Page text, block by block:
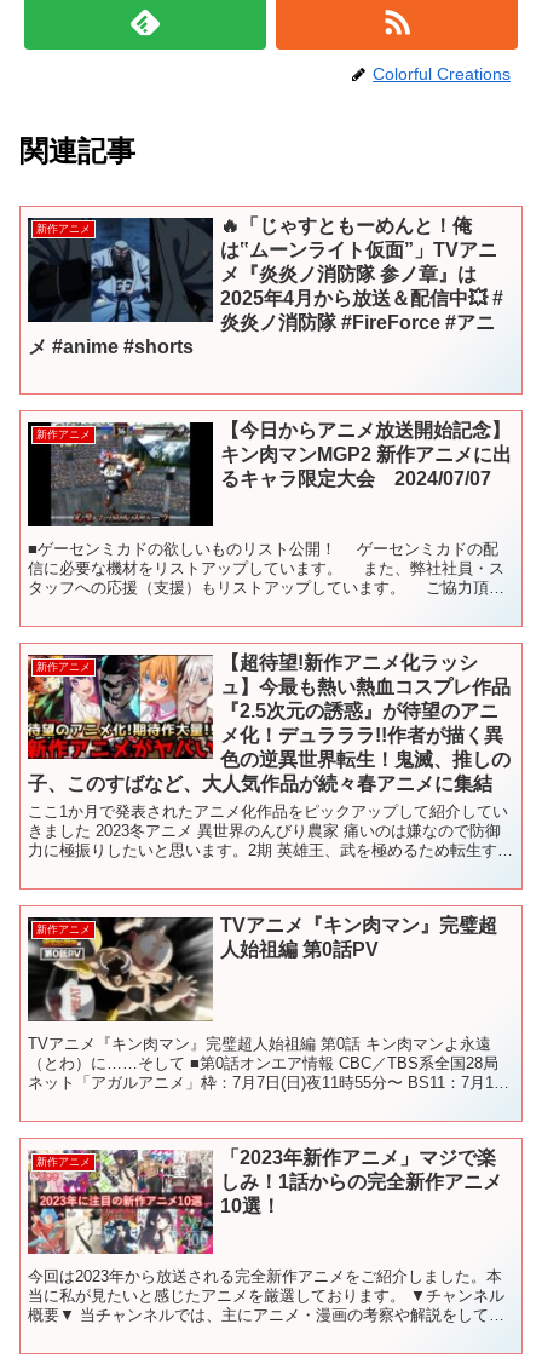
Colorful Creations
関連記事
新作アニメ
🔥「じゃすともーめんと！俺
は‟ムーンライト仮面”」TVアニ
メ『炎炎ノ消防隊 参ノ章』は
2025年4月から放送＆配信中💥 #
炎炎ノ消防隊 #FireForce #アニ
メ #anime #shorts
新作アニメ
【今日からアニメ放送開始記念】
キン肉マンMGP2 新作アニメに出
るキャラ限定大会 2024/07/07
■ゲーセンミカドの欲しいものリスト公開！ ゲーセンミカドの配
信に必要な機材をリストアップしています。 また、弊社社員・ス
タッフへの応援（支援）もリストアップしています。 ご協力頂け
新作アニメ
【超待望!新作アニメ化ラッシ
ュ】今最も熱い熱血コスプレ作品
『2.5次元の誘惑』が待望のアニ
メ化！デュラララ!!作者が描く異
色の逆異世界転生！鬼滅、推しの
子、このすばなど、大人気作品が続々春アニメに集結
ここ1か月で発表されたアニメ化作品をピックアップして紹介してい
きました 2023冬アニメ 異世界のんびり農家 痛いのは嫌なので防御
力に極振りしたいと思います。2期 英雄王、武を極めるため転生す
新作アニメ
TVアニメ『キン肉マン』完璧超
人始祖編 第0話PV
TVアニメ『キン肉マン』完璧超人始祖編 第0話 キン肉マンよ永遠
（とわ）に……そして ■第0話オンエア情報 CBC／TBS系全国28局
ネット「アガルアニメ」枠：7月7日(日)夜11時55分〜 BS11：7月12
新作アニメ
「2023年新作アニメ」マジで楽
しみ！1話からの完全新作アニメ
10選！
今回は2023年から放送される完全新作アニメをご紹介しました。本
当に私が見たいと感じたアニメを厳選しております。 ▼チャンネル
概要▼ 当チャンネルでは、主にアニメ・漫画の考察や解説をしてい